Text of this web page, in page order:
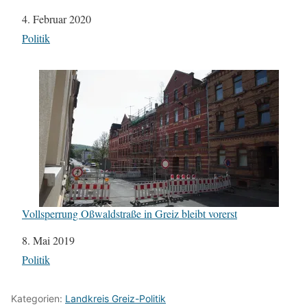
Datum
4. Februar 2020
In Bezug auf
Politik
Vollsperrung Oßwaldstraße in Greiz bleibt vorerst
Datum
8. Mai 2019
In Bezug auf
Politik
Kategorien: Landkreis Greiz-Politik